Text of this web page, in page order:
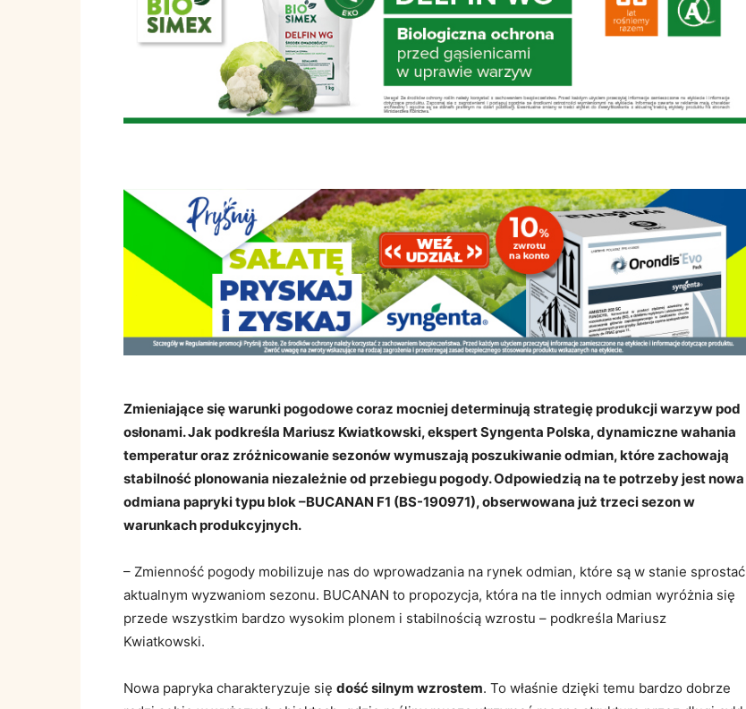
Zmieniające się warunki pogodowe coraz mocniej determinują strategię produkcji warzyw pod
osłonami. Jak podkreśla Mariusz Kwiatkowski, ekspert Syngenta Polska, dynamiczne wahania
temperatur oraz zróżnicowanie sezonów wymuszają poszukiwanie odmian, które zachowają
stabilność plonowania niezależnie od przebiegu pogody. Odpowiedzią na te potrzeby jest nowa
odmiana papryki typu blok –BUCANAN F1 (BS-190971), obserwowana już trzeci sezon w
warunkach produkcyjnych.
– Zmienność pogody mobilizuje nas do wprowadzania na rynek odmian, które są w stanie sprostać
aktualnym wyzwaniom sezonu. BUCANAN to propozycja, która na tle innych odmian wyróżnia się
przede wszystkim bardzo wysokim plonem i stabilnością wzrostu – podkreśla Mariusz
Kwiatkowski.
Nowa papryka charakteryzuje się dość silnym wzrostem. To właśnie dzięki temu bardzo dobrze